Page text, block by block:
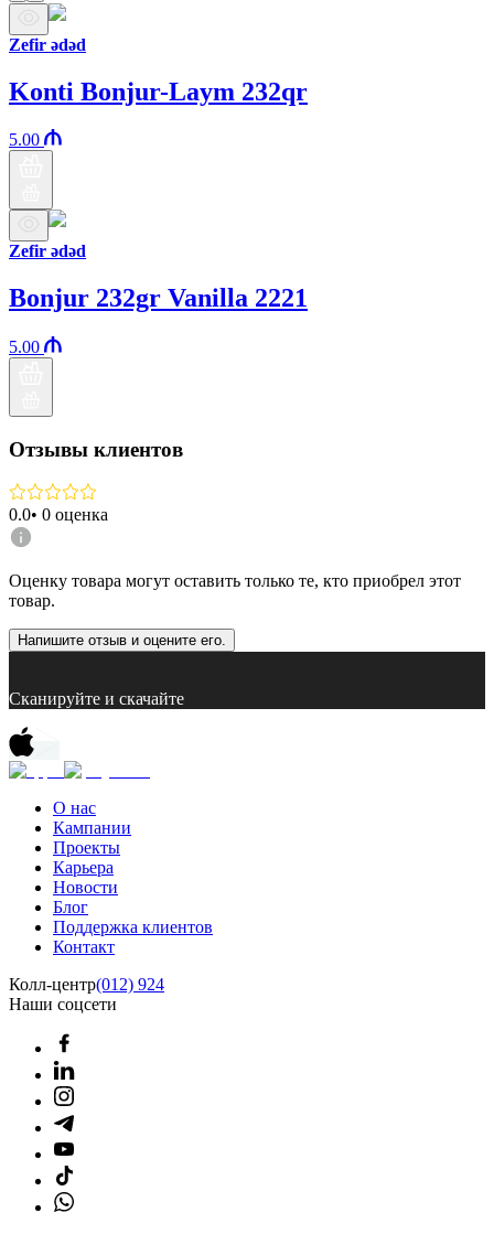
Zefir ədəd
Konti Bonjur-Laym 232qr
5.00
Zefir ədəd
Bonjur 232gr Vanilla 2221
5.00
Отзывы клиентов
0.0• 0 оценка
Оценку товара могут оставить только те, кто приобрел этот
товар.
Напишите отзыв и оцените его.
Сканируйте и скачайте
О нас
Кампании
Проекты
Карьера
Новости
Блог
Поддержка клиентов
Контакт
Колл-центр(012) 924
Наши соцсети